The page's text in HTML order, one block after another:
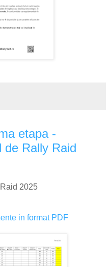
etapa -
de Rally Raid
2025
in format PDF